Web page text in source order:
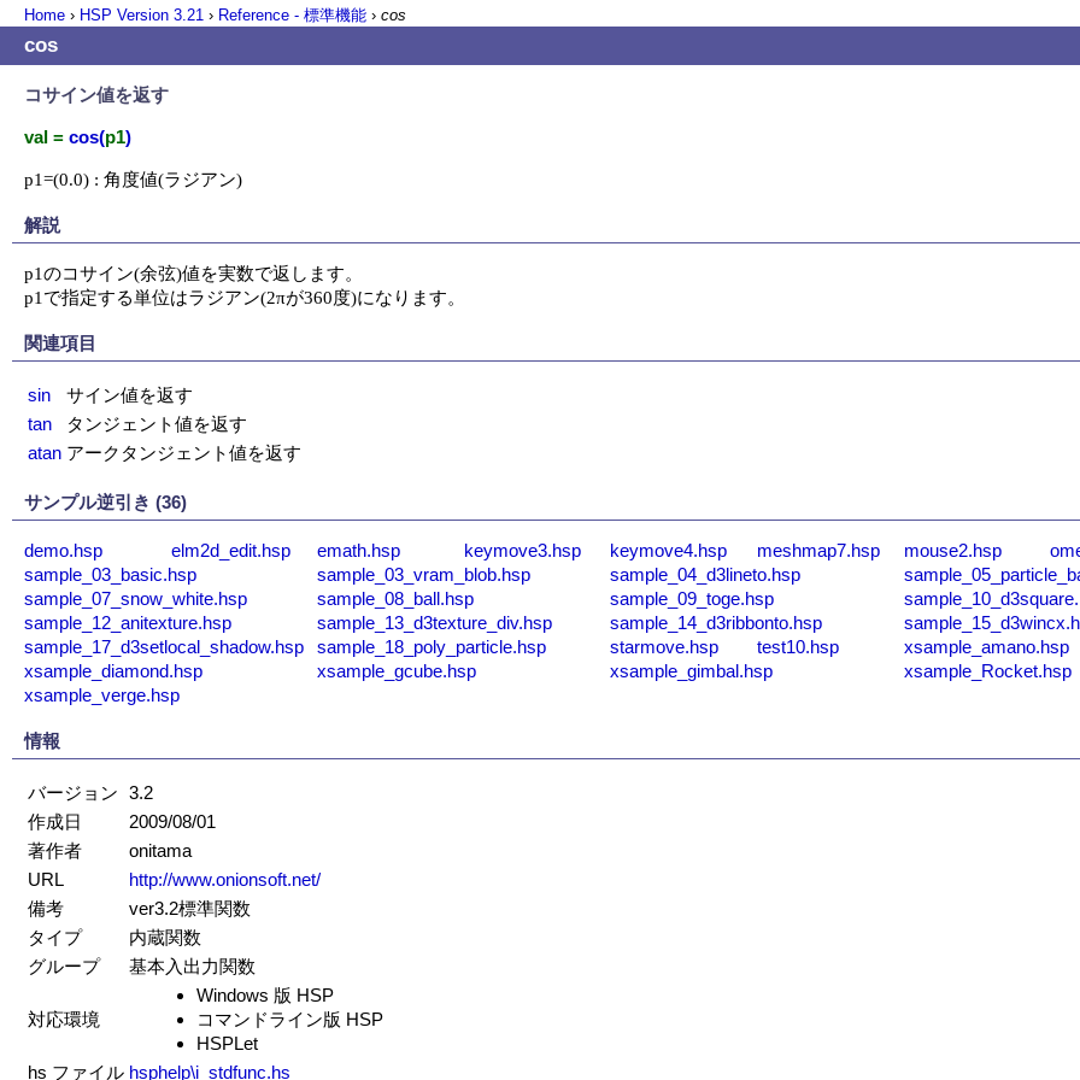
Home › HSP Version 3.21 › Reference - 標準機能 › cos
cos
コサイン値を返す
val = cos(p1)
p1=(0.0) : 角度値(ラジアン)
解説
p1のコサイン(余弦)値を実数で返します。
p1で指定する単位はラジアン(2πが360度)になります。
関連項目
sin
サイン値を返す
tan
タンジェント値を返す
atan アークタンジェント値を返す
サンプル逆引き (36)
demo.hsp elm2d_edit.hsp emath.hsp keymove3.hsp keymove4.hsp meshmap7.hsp mouse2.hsp
sample_03_basic.hsp
sample_03_vram_blob.hsp sample_04_d3lineto.hsp
sample_07_snow_white.hsp
sample_08_ball.hsp sample_09_toge.hsp
sample_12_anitexture.hsp
sample_13_d3texture_div.hsp sample_14_d3ribbonto.hsp
sample_17_d3setlocal_shadow.hsp
sample_18_poly_particle.hsp starmove.hsp test10.hsp
xsample_amano.hsp
xsample_diamond.hsp
xsample_gcube.hsp xsample_gimbal.hsp
xsample_Rocket.hsp
xsample_verge.hsp
情報
バージョン 3.2
作成日
2009/08/01
著作者
onitama
URL
http://www.onionsoft.net/
備考
ver3.2標準関数
タイプ
内蔵関数
グループ
基本入出力関数
対応環境
Windows 版 HSP
コマンドライン版 HSP
HSPLet
hs ファイル hsphelp\i_stdfunc.hs